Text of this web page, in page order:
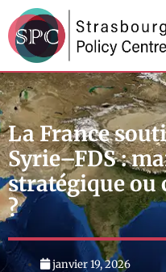
La France
Syrie–FDS :
stratégique
?
janvier 19, 2026